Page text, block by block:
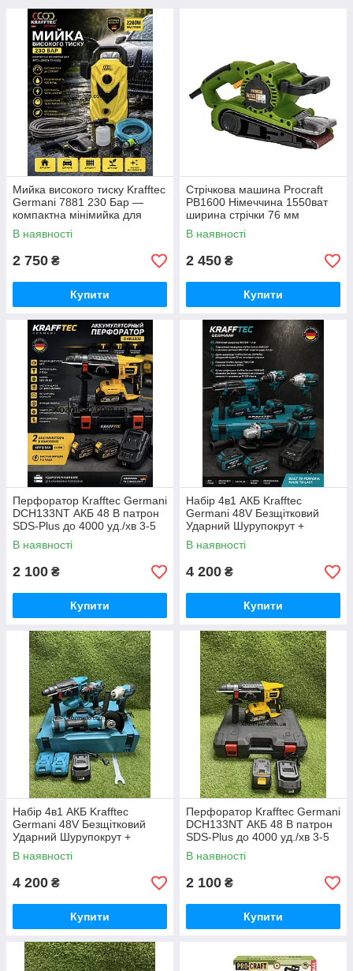
Мийка високого тиску Krafftec
Germani 7881 230 Бар —
компактна мінімийка для
авто, двору та саду 2200ват
В наявності
2 750 ₴
Купити
Стрічкова машина Procraft
PB1600 Німеччина 1550ват
ширина стрічки 76 мм
В наявності
2 450 ₴
Купити
Перфоратор Krafftec Germani
DCH133NT АКБ 48 В патрон
SDS-Plus до 4000 уд./хв 3-5
Дж
В наявності
2 100 ₴
Купити
Набір 4в1 АКБ Krafftec
Germani 48V Безщітковий
Ударний Шурупокрут +
Перфоратор + Болгарка +
Гайковерт Набір 4в1
Німеччина Синій
В наявності
4 200 ₴
Купити
Набір 4в1 АКБ Krafftec
Germani 48V Безщітковий
Ударний Шурупокрут +
Перфоратор + Болгарка +
Гайковерт Набір 4в1
Німеччина Синій
В наявності
4 200 ₴
Купити
Перфоратор Krafftec Germani
DCH133NT АКБ 48 В патрон
SDS-Plus до 4000 уд./хв 3-5
Дж
В наявності
2 100 ₴
Купити